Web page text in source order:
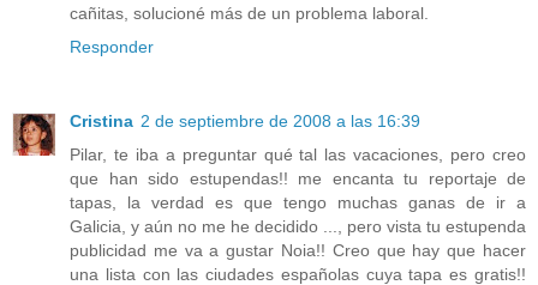
cañitas, solucioné más de un problema laboral.
Responder
Cristina 2 de septiembre de 2008 a las 16:39
Pilar, te iba a preguntar qué tal las vacaciones, pero creo
que han sido estupendas!! me encanta tu reportaje de
tapas, la verdad es que tengo muchas ganas de ir a
Galicia, y aún no me he decidido ..., pero vista tu estupenda
publicidad me va a gustar Noia!! Creo que hay que hacer
una lista con las ciudades españolas cuya tapa es gratis!!